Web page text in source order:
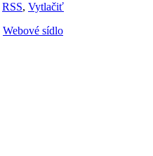
RSS, Vytlačiť
Webové sídlo